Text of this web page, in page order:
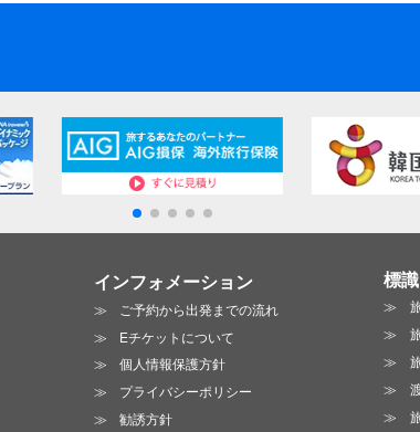
インフォメーション
ご予約から出発までの流れ
Eチケットについて
個人情報保護方針
プライバシーポリシー
勧誘方針
標